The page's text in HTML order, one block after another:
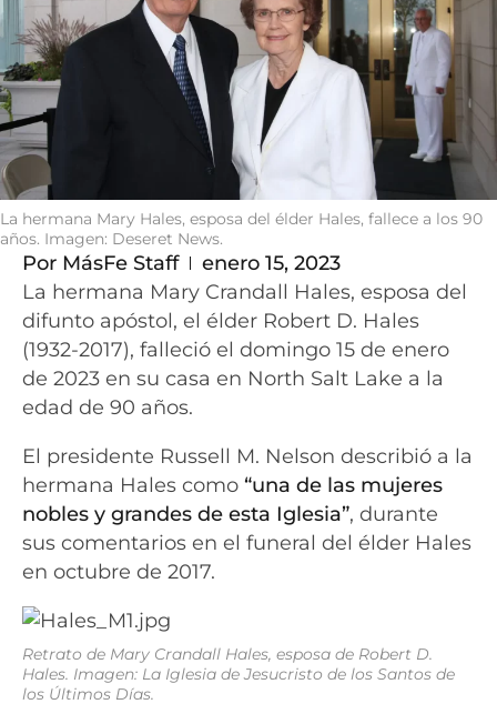
La hermana Mary Hales, esposa del élder Hales, fallece a los 90
años. Imagen: Deseret News.
Por MásFe Staff
enero 15, 2023
La hermana Mary Crandall Hales, esposa del
difunto apóstol, el élder Robert D. Hales
(1932-2017), falleció el domingo 15 de enero
de 2023 en su casa en North Salt Lake a la
edad de 90 años.
El presidente Russell M. Nelson describió a la
hermana Hales como “una de las mujeres
nobles y grandes de esta Iglesia”, durante
sus comentarios en el funeral del élder Hales
en octubre de 2017.
Retrato de Mary Crandall Hales, esposa de Robert D.
Hales. Imagen: La Iglesia de Jesucristo de los Santos de
los Últimos Días.